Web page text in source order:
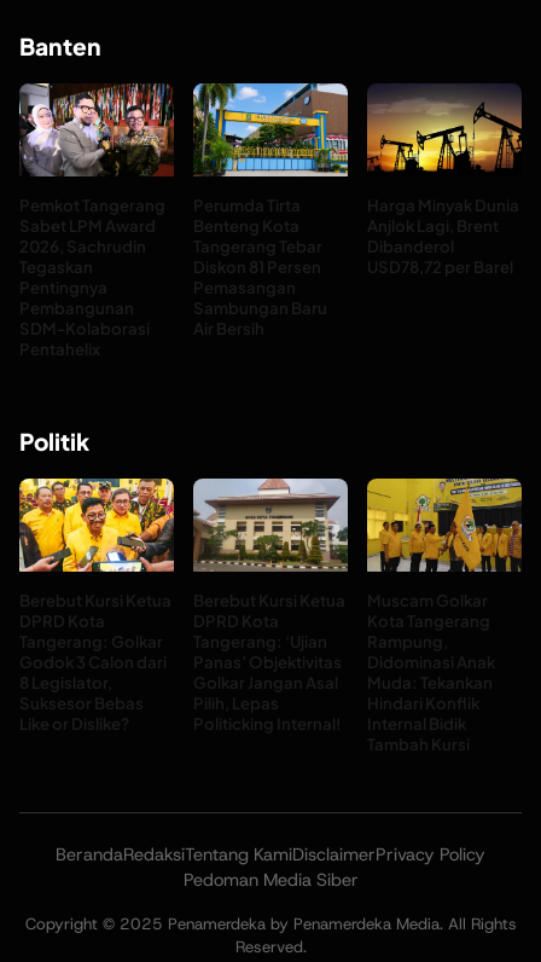
Banten
Pemkot Tangerang
Sabet LPM Award
2026, Sachrudin
Tegaskan
Pentingnya
Pembangunan
SDM-Kolaborasi
Pentahelix
Perumda Tirta
Benteng Kota
Tangerang Tebar
Diskon 81 Persen
Pemasangan
Sambungan Baru
Air Bersih
Harga Minyak Dunia
Anjlok Lagi, Brent
Dibanderol
USD78,72 per Barel
Politik
Berebut Kursi Ketua
DPRD Kota
Tangerang: Golkar
Godok 3 Calon dari
8 Legislator,
Suksesor Bebas
Like or Dislike?
Berebut Kursi Ketua
DPRD Kota
Tangerang: ‘Ujian
Panas’ Objektivitas
Golkar Jangan Asal
Pilih, Lepas
Politicking Internal!
Muscam Golkar
Kota Tangerang
Rampung,
Didominasi Anak
Muda: Tekankan
Hindari Konflik
Internal Bidik
Tambah Kursi
BerandaRedaksiTentang KamiDisclaimerPrivacy Policy
Pedoman Media Siber
Copyright © 2025 Penamerdeka by Penamerdeka Media. All Rights
Reserved.